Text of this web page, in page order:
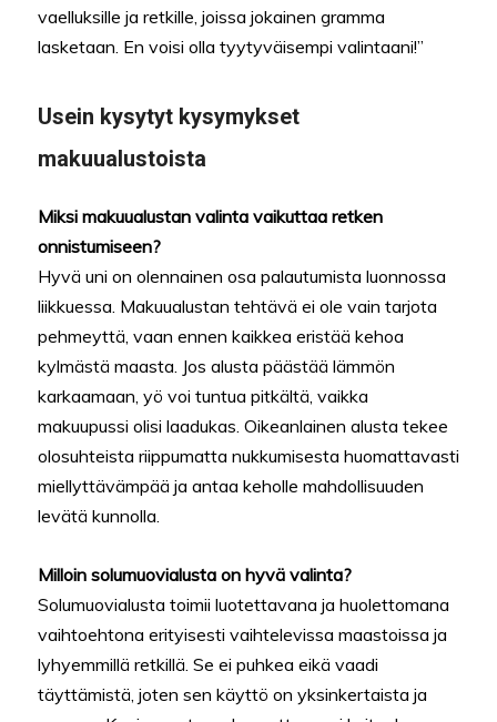
vaelluksille ja retkille, joissa jokainen gramma
lasketaan. En voisi olla tyytyväisempi valintaani!”
Usein kysytyt kysymykset
makuualustoista
Miksi makuualustan valinta vaikuttaa retken
onnistumiseen?
Hyvä uni on olennainen osa palautumista luonnossa
liikkuessa. Makuualustan tehtävä ei ole vain tarjota
pehmeyttä, vaan ennen kaikkea eristää kehoa
kylmästä maasta. Jos alusta päästää lämmön
karkaamaan, yö voi tuntua pitkältä, vaikka
makuupussi olisi laadukas. Oikeanlainen alusta tekee
olosuhteista riippumatta nukkumisesta huomattavasti
miellyttävämpää ja antaa keholle mahdollisuuden
levätä kunnolla.
Milloin solumuovialusta on hyvä valinta?
Solumuovialusta toimii luotettavana ja huolettomana
vaihtoehtona erityisesti vaihtelevissa maastoissa ja
lyhyemmillä retkillä. Se ei puhkea eikä vaadi
täyttämistä, joten sen käyttö on yksinkertaista ja